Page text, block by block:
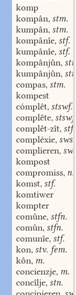
komp
kompân, stm.
kumpân, stm.
kompânîe, stf.
kumpânîe, stf.
kompânjûn, stm.
kumpânjûn, stm.
compas, stm.
kompest
cómplêt, stswf.
complête, stswf.
complêt-zît, stf.
compléxie, swstf.
complieren, swv.
kompost
compromiss, n.
komst, stf.
komtiwer
kompter
comûne, stfn.
comûn, stfn.
comunîe, stf.
kon, stv. fem.
kôn, m.
concienzje, m.
concîlje, stn.